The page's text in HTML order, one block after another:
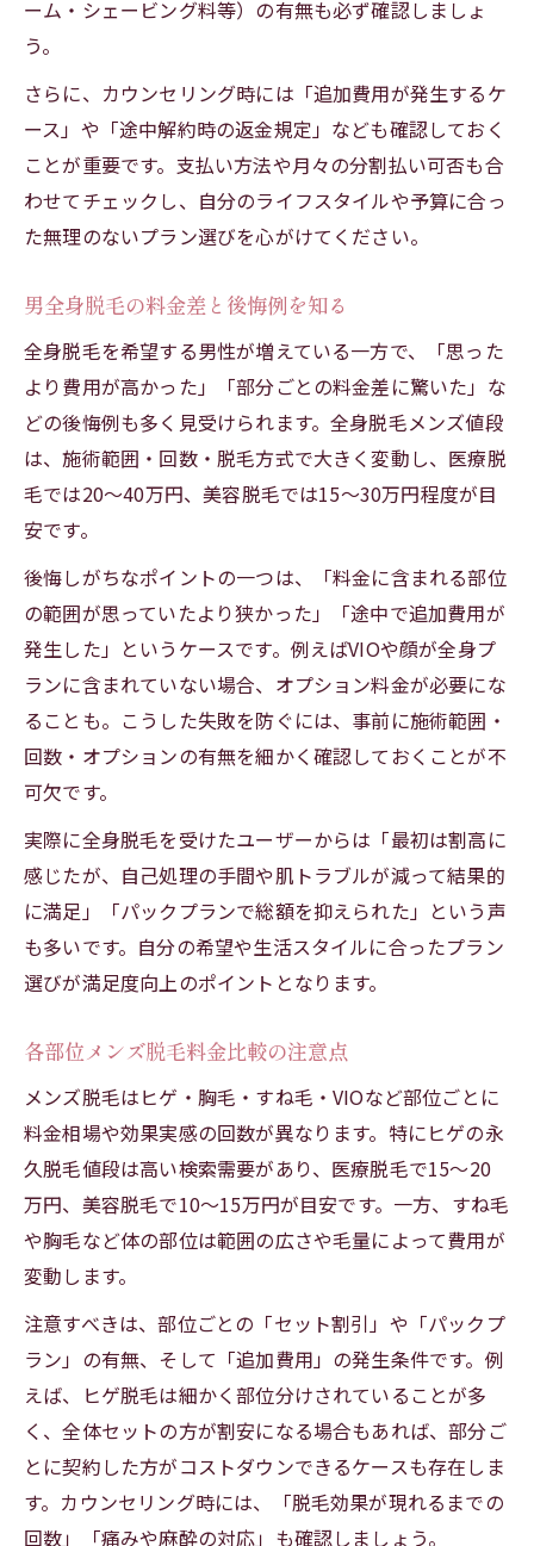
ーム・シェービング料等）の有無も必ず確認しましょ
う。
さらに、カウンセリング時には「追加費用が発生するケ
ース」や「途中解約時の返金規定」なども確認しておく
ことが重要です。支払い方法や月々の分割払い可否も合
わせてチェックし、自分のライフスタイルや予算に合っ
た無理のないプラン選びを心がけてください。
男全身脱毛の料金差と後悔例を知る
全身脱毛を希望する男性が増えている一方で、「思った
より費用が高かった」「部分ごとの料金差に驚いた」な
どの後悔例も多く見受けられます。全身脱毛メンズ値段
は、施術範囲・回数・脱毛方式で大きく変動し、医療脱
毛では20〜40万円、美容脱毛では15〜30万円程度が目
安です。
後悔しがちなポイントの一つは、「料金に含まれる部位
の範囲が思っていたより狭かった」「途中で追加費用が
発生した」というケースです。例えばVIOや顔が全身プ
ランに含まれていない場合、オプション料金が必要にな
ることも。こうした失敗を防ぐには、事前に施術範囲・
回数・オプションの有無を細かく確認しておくことが不
可欠です。
実際に全身脱毛を受けたユーザーからは「最初は割高に
感じたが、自己処理の手間や肌トラブルが減って結果的
に満足」「パックプランで総額を抑えられた」という声
も多いです。自分の希望や生活スタイルに合ったプラン
選びが満足度向上のポイントとなります。
各部位メンズ脱毛料金比較の注意点
メンズ脱毛はヒゲ・胸毛・すね毛・VIOなど部位ごとに
料金相場や効果実感の回数が異なります。特にヒゲの永
久脱毛値段は高い検索需要があり、医療脱毛で15〜20
万円、美容脱毛で10〜15万円が目安です。一方、すね毛
や胸毛など体の部位は範囲の広さや毛量によって費用が
変動します。
注意すべきは、部位ごとの「セット割引」や「パックプ
ラン」の有無、そして「追加費用」の発生条件です。例
えば、ヒゲ脱毛は細かく部位分けされていることが多
く、全体セットの方が割安になる場合もあれば、部分ご
とに契約した方がコストダウンできるケースも存在しま
す。カウンセリング時には、「脱毛効果が現れるまでの
回数」「痛みや麻酔の対応」も確認しましょう。